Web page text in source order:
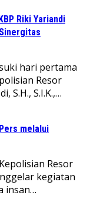
Riki Yariandi
hari pertama
Resor
S.H., S.I.K.,…
melalui
Resor
kegiatan
insan…